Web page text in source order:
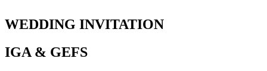
WEDDING INVITATION
IGA & GEFS